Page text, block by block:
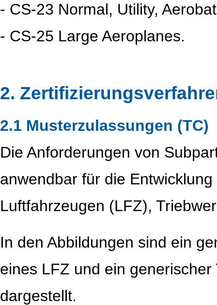
- CS-23 Normal, Utility,
- CS-25 Large Aeroplanes.
2.
2.1 Musterzulassungen (TC)
Die Anforderungen von
anwendbar für die
Luftfahrzeugen (LFZ),
In den Abbildungen sind ein
eines LFZ und ein
dargestellt.